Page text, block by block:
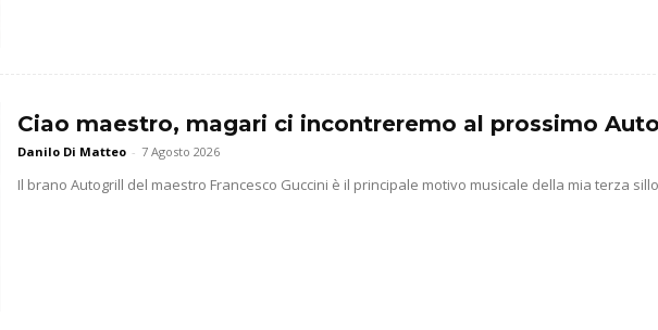
Ciao maestro, magari ci incontreremo al prossimo
Danilo Di Matteo - 7 Agosto 2026
Il brano Autogrill del maestro Francesco Guccini è il principale motivo musicale della mia terza